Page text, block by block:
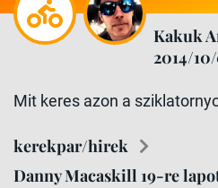
Kakuk
2014/
Mit keres azon a
kerekpar/hirek
Danny Macaskill 19-re